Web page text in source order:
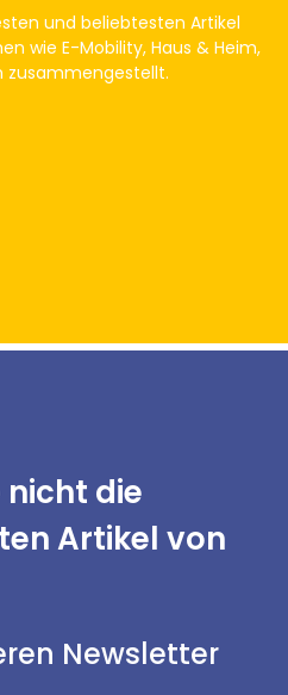
und beliebtesten Artikel
wie E-Mobility, Haus & Heim,
zusammengestellt.
nicht die
Artikel von
Newsletter